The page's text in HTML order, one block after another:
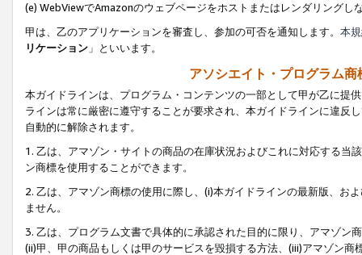
(e) WebViewでAmazonのウェブページをホストまたはレンダリングし
甲は、乙のアプリケーションを審査し、参加の可否を通知します。 本
リケーション 」といいます。
アソシエイト・プログラム
本ガイドラインは、プログラム・コンテンツの一部として甲が乙に提
ラインは常に厳密に遵守することが要求され、本ガイドラインに違反
自動的に解除されます。
1. 乙は、アマゾン・サイトの商品の在庫状況およびこれに対応する
ン商標を使用することができます。
2. 乙は、アマゾン商標の使用に際し、(i)本ガイドラインの最新版、お
ません。
3. 乙は、プログラム文書で具体的に承認された目的に限り、アマゾン
(ii)甲、甲の商品もしくは甲のサービスを毀損する方法、(iii)アマゾン